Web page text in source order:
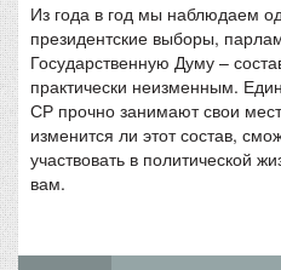
Из года в год мы наблюдаем
президентские выборы,
Государственную Думу –
практически неизменным.
СР прочно занимают свои
изменится ли этот состав,
участвовать в политической
вам.